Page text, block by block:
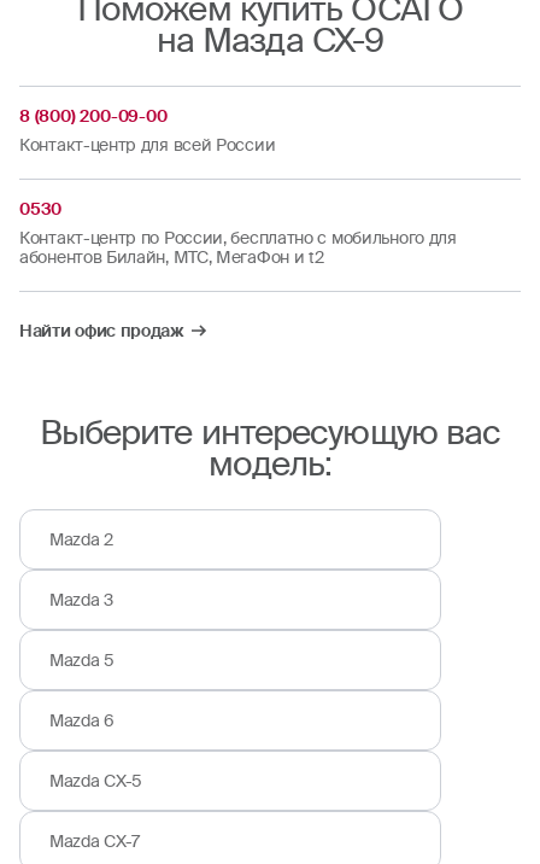
Поможем купить ОСАГО
на Мазда CX-9
8 (800) 200-09-00
Контакт-центр для всей России
0530
Контакт-центр по России, бесплатно с мобильного для
абонентов Билайн, МТС, МегаФон и t2
Найти офис продаж
Выберите интересующую вас
модель:
Mazda 2
Mazda 3
Mazda 5
Mazda 6
Mazda CX-5
Mazda CX-7